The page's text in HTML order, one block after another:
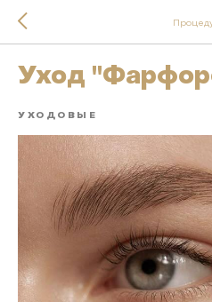
Уход
УХОДОВЫЕ